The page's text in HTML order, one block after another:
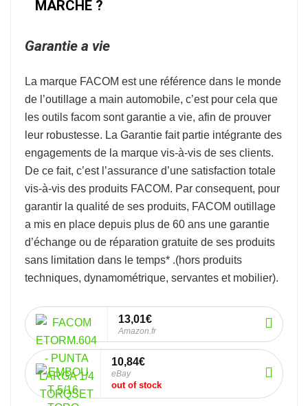
MARCHE ?
Garantie a vie
La marque FACOM est une référence dans le monde
de l’outillage a main automobile, c’est pour cela que
les outils facom sont garantie a vie, afin de prouver
leur robustesse. La Garantie fait partie intégrante des
engagements de la marque vis-à-vis de ses clients.
De ce fait, c’est l’assurance d’une satisfaction totale
vis-à-vis des produits FACOM. Par consequent, pour
garantir la qualité de ses produits, FACOM outillage
a mis en place depuis plus de 60 ans une garantie
d’échange ou de réparation gratuite de ses produits
sans limitation dans le temps* .(hors produits
techniques, dynamométrique, servantes et mobilier).
13,01€
Amazon.fr
10,84€
eBay
out of stock